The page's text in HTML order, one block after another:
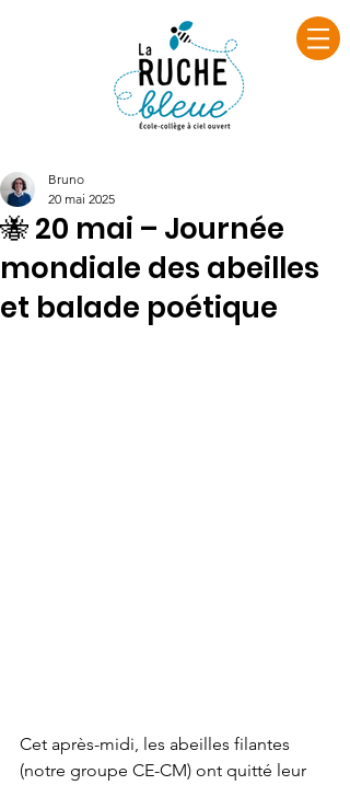
🐝 20 mai – Journée
mondiale des abeilles
et balade poétique
Bruno
20 mai 2025
Cet après-midi, les abeilles filantes
(notre groupe CE-CM) ont quitté leur